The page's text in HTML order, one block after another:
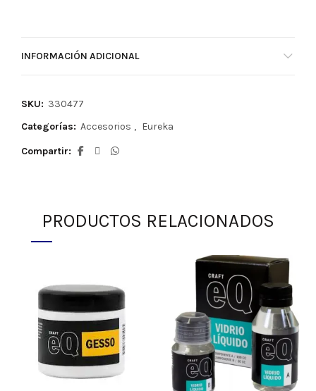
INFORMACIÓN ADICIONAL
SKU: 330477
Categorías: Accesorios , Eureka
Compartir
PRODUCTOS RELACIONADOS